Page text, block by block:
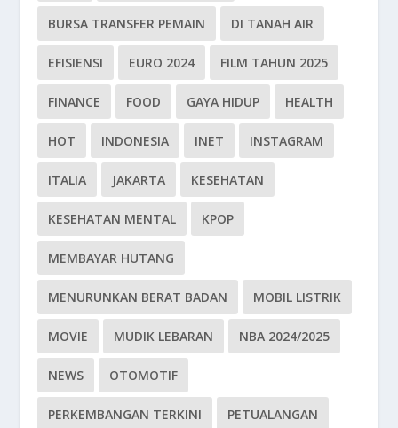
BURSA TRANSFER PEMAIN DI TANAH AIR
EFISIENSI EURO 2024 FILM TAHUN 2025
FINANCE FOOD GAYA HIDUP HEALTH
HOT INDONESIA INET INSTAGRAM
ITALIA JAKARTA KESEHATAN
KESEHATAN MENTAL KPOP
MEMBAYAR HUTANG
MENURUNKAN BERAT BADAN MOBIL LISTRIK
MOVIE MUDIK LEBARAN NBA 2024/2025
NEWS OTOMOTIF
PERKEMBANGAN TERKINI PETUALANGAN